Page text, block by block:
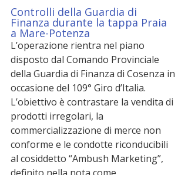
Controlli della Guardia di
Finanza durante la tappa Praia
a Mare-Potenza
L’operazione rientra nel piano
disposto dal Comando Provinciale
della Guardia di Finanza di Cosenza in
occasione del 109° Giro d’Italia.
L’obiettivo è contrastare la vendita di
prodotti irregolari, la
commercializzazione di merce non
conforme e le condotte riconducibili
al cosiddetto “Ambush Marketing”,